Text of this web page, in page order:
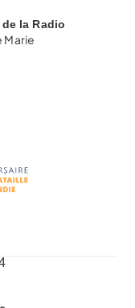
la Radio
Marie